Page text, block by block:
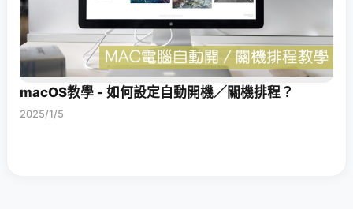
macOS教學 - 如何設定自動開機／關機排程？
2025/1/5